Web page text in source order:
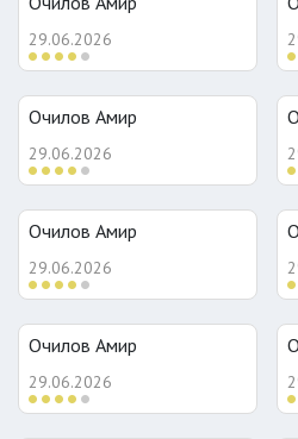
29.06.2026
Очилов Амир
29.06.2026
Очилов Амир
29.06.2026
Очилов Амир
29.06.2026